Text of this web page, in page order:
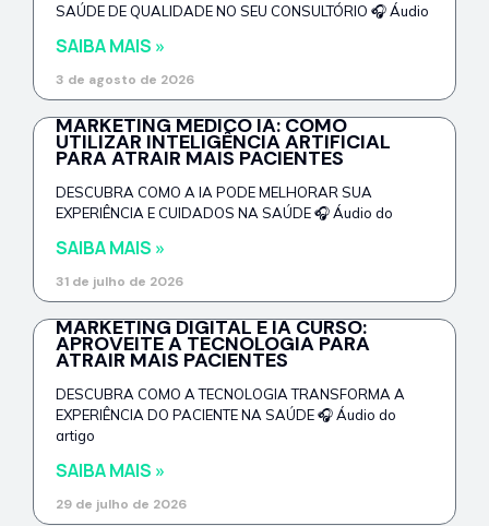
SAÚDE DE QUALIDADE NO SEU CONSULTÓRIO 🎧 Áudio
SAIBA MAIS »
3 de agosto de 2026
MARKETING MÉDICO IA: COMO
UTILIZAR INTELIGÊNCIA ARTIFICIAL
PARA ATRAIR MAIS PACIENTES
DESCUBRA COMO A IA PODE MELHORAR SUA
EXPERIÊNCIA E CUIDADOS NA SAÚDE 🎧 Áudio do
SAIBA MAIS »
31 de julho de 2026
MARKETING DIGITAL E IA CURSO:
APROVEITE A TECNOLOGIA PARA
ATRAIR MAIS PACIENTES
DESCUBRA COMO A TECNOLOGIA TRANSFORMA A
EXPERIÊNCIA DO PACIENTE NA SAÚDE 🎧 Áudio do
artigo
SAIBA MAIS »
29 de julho de 2026